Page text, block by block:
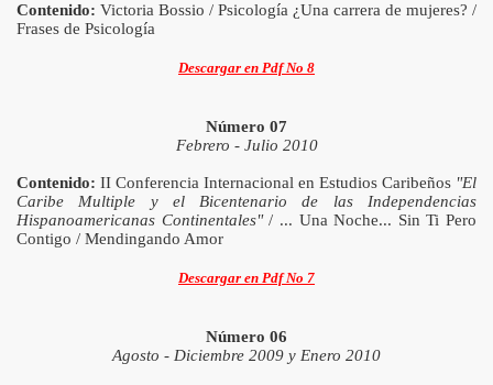
Contenido: Victoria Bossio / Psicología ¿Una carrera de mujeres? /
Frases de Psicología
Descargar en Pdf No 8
Número 07
Febrero - Julio 2010
Contenido: II Conferencia Internacional en Estudios Caribeños "El
Caribe Multiple y el Bicentenario de las Independencias
Hispanoamericanas Continentales"/ ... Una Noche... Sin Ti Pero
Contigo / Mendingando Amor
Descargar en Pdf No 7
Número 06
Agosto - Diciembre 2009 y Enero 2010